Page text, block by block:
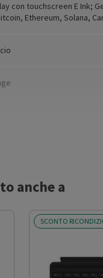
con touchscreen E Ink;
Ethereum, Solana,
anche a
SCONTO